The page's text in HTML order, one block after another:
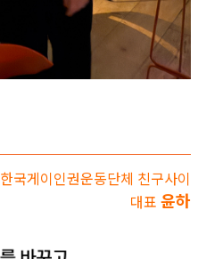
한국게이인권운동단체 친구사이
대표 윤하